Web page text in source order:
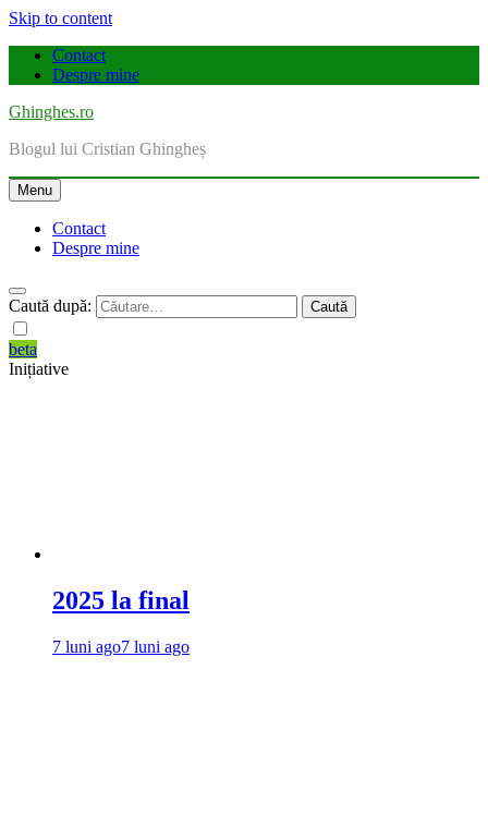
Skip to content
Contact
Despre mine
Ghinghes.ro
Blogul lui Cristian Ghingheș
Menu
Contact
Despre mine
Caută după:
beta
Inițiative
2025 la final
7 luni ago7 luni ago